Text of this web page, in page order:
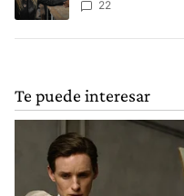
para 2027
22